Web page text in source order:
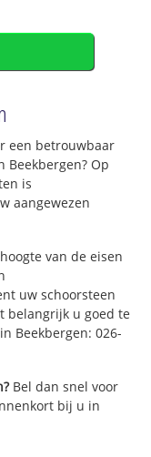
een betrouwbaar
Op
is
aangewezen
van de eisen
uw schoorsteen
belangrijk u goed te
Beekbergen: 026-
Bel dan snel voor
bij u in